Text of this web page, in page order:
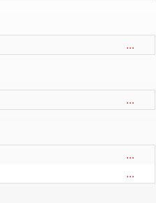
...
...
...
...